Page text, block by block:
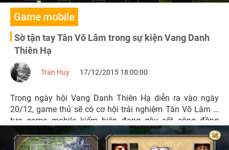
Game mobile
Sờ tận tay Tân Võ Lâm trong sự kiện Vang Danh
Thiên Hạ
Tran Huy 17/12/2015 18:00:00
Trong ngày hội Vang Danh Thiên Hạ diễn ra vào ngày
20/12, game thủ sẽ có cơ hội trải nghiệm Tân Võ Lâm –
tựa game mobile kiếm hiệp đang gây sốt cộng đồng
những ngày qua.